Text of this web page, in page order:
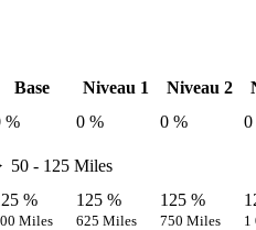
Base Niveau 1 Niveau 2
% 0 % 0 %
0
50 - 125 Miles
%
Miles
125 %
625 Miles
125 %
750 Miles 1